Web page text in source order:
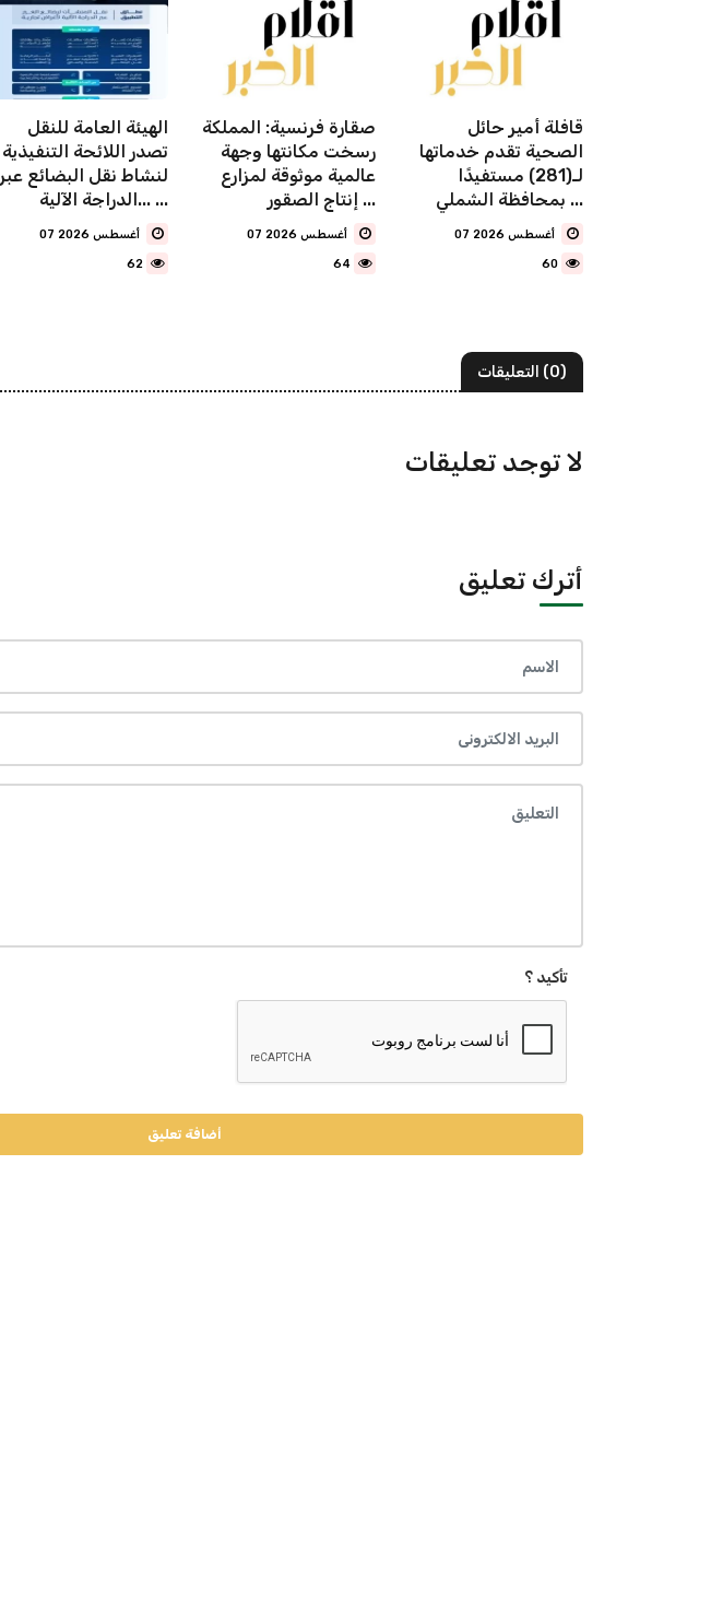
الهيئة العامة للنقل
تصدر اللائحة التنفيذية
لنشاط نقل البضائع عبر
الدراجة الآلية... ...
62
صقارة فرنسية: المملكة
رسخت مكانتها وجهة
عالمية موثوقة لمزارع
إنتاج الصقور ...
64
قافلة أمير حائل
الصحية تقدم خدماتها
لـ(281) مستفيدًا
بمحافظة الشملي ...
60
(0) التعليقات
لا توجد تعليقات
أترك تعليق
تأكيد ؟
أضافة تعليق